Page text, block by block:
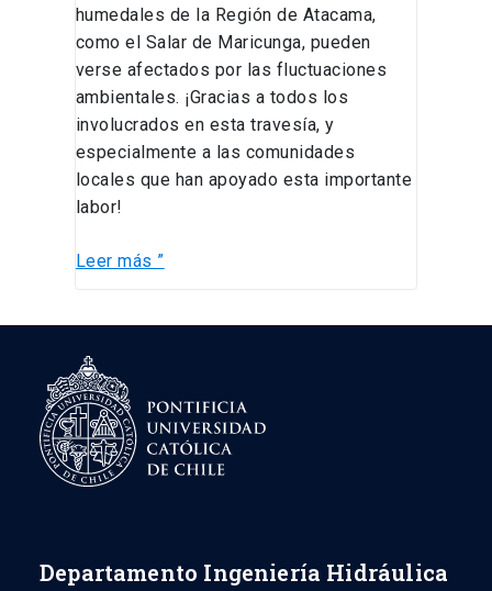
humedales de la Región de Atacama,
como el Salar de Maricunga, pueden
verse afectados por las fluctuaciones
ambientales. ¡Gracias a todos los
involucrados en esta travesía, y
especialmente a las comunidades
locales que han apoyado esta importante
labor!
Leer más ”
Departamento Ingeniería Hidráulica